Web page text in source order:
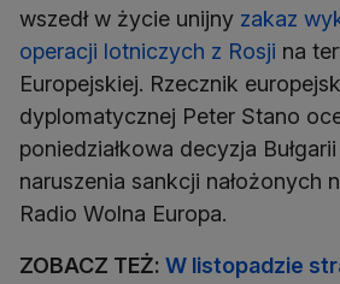
wszedł w życie unijny zakaz
operacji lotniczych z Rosji na
Europejskiej. Rzecznik
dyplomatycznej Peter Stano
poniedziałkowa decyzja
naruszenia sankcji nałożonych
Radio Wolna Europa.
ZOBACZ TEŻ: W listopadzie